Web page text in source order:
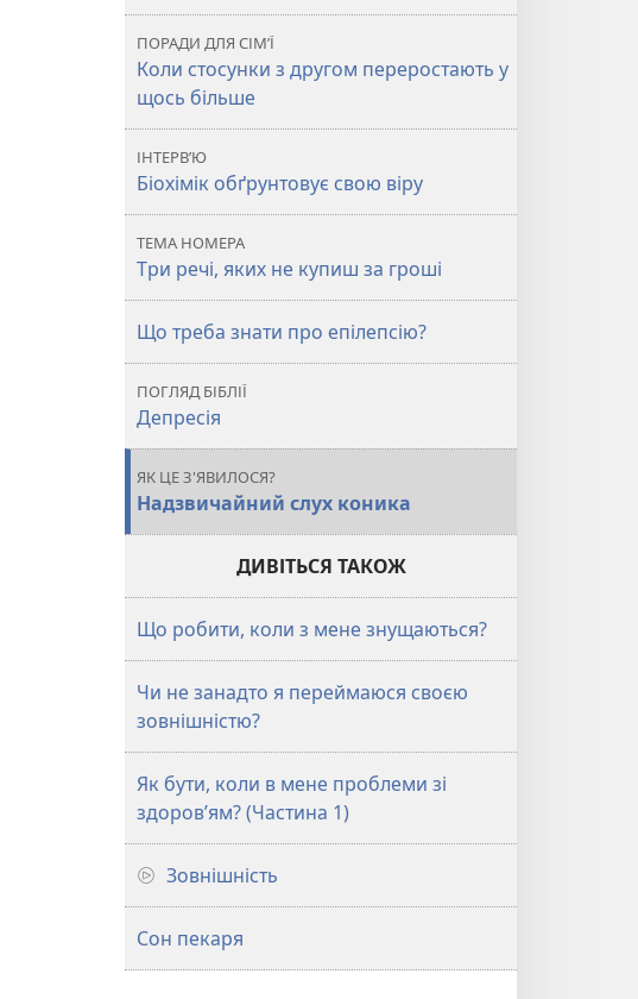
грошігроші
ПОРАДИ ДЛЯ СІМ’Ї
Коли стосунки з другом переростають у
щось більше
ІНТЕРВ’Ю
Біохімік обґрунтовує свою віру
ТЕМА НОМЕРА
Три речі, яких не купиш за гроші
Що треба знати про епілепсію?
ПОГЛЯД БІБЛІЇ
Депресія
ЯК ЦЕ З'ЯВИЛОСЯ?
Надзвичайний слух коника
ДИВІТЬСЯ ТАКОЖ
Що робити, коли з мене знущаються?
Чи не занадто я переймаюся своєю
зовнішністю?
Як бути, коли в мене проблеми зі
здоров’ям? (Частина 1)
Зовнішність
Сон пекаря